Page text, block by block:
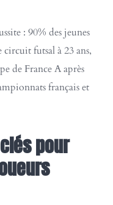
: 90% des jeunes
circuit futsal à 23 ans,
de France A après
français et
pour